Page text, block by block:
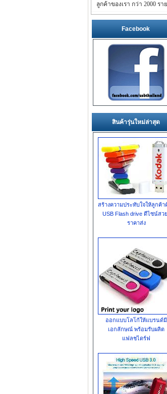
ลูกค้าของเรา กว่า 2000 ราย
Facebook
สินค้ารุ่นใหม่ล่าสุด
สร้างความประทับใจให้ลูกค้า
USB Flash drive ดีไซน์สว
ราคาส่ง
ออกแบบโลโก้ให้แบรนด์มี
เอกลักษณ์ พร้อมรับผลิต
แฟลชไดร์ฟ